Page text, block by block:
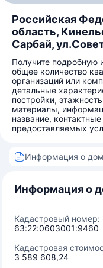
Российская
область,
Сарбай,
Получите
общее количество
организаций или
детальные
постройки,
материалы,
название,
предоставляемых
Информация о
Информация о
Кадастровый номер:
63:22:0603001:9460
Кадастровая
3 589 608,24